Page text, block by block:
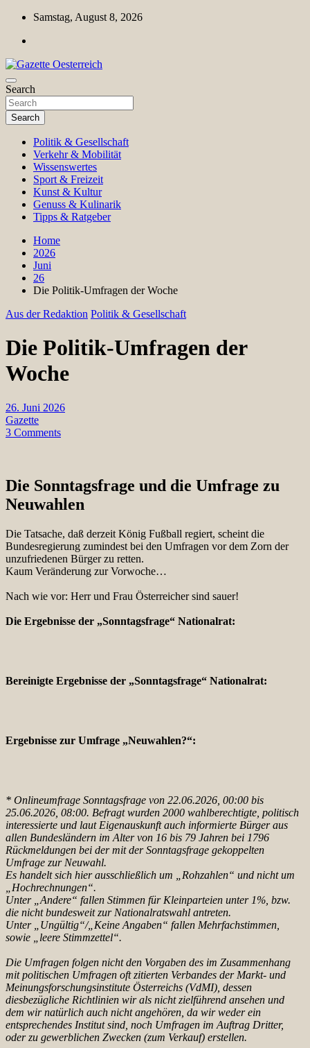
Skip
content
Samstag, August 8, 2026
Gazette Oesterreich
Magazin für Freizeit, Politik, Kultur & Wissenschaft
Search
Search
Politik & Gesellschaft
Verkehr & Mobilität
Wissenswertes
Sport & Freizeit
Kunst & Kultur
Genuss & Kulinarik
Tipps & Ratgeber
Home
2026
Juni
26
Die Politik-Umfragen der Woche
Aus der Redaktion Politik & Gesellschaft
Die Politik-Umfragen der
Woche
26. Juni 2026
Gazette
3 Comments
Die Sonntagsfrage und die Umfrage zu
Neuwahlen
Die Tatsache, daß derzeit König Fußball regiert, scheint die
Bundesregierung zumindest bei den Umfragen vor dem Zorn der
unzufriedenen Bürger zu retten.
Kaum Veränderung zur Vorwoche…
Nach wie vor: Herr und Frau Österreicher sind sauer!
Die Ergebnisse der „Sonntagsfrage“ Nationalrat:
Bereinigte Ergebnisse der „Sonntagsfrage“ Nationalrat:
Ergebnisse zur Umfrage „Neuwahlen?“:
* Onlineumfrage Sonntagsfrage von 22.06.2026, 00:00 bis
25.06.2026, 08:00. Befragt wurden 2000 wahlberechtigte, politisch
interessierte und laut Eigenauskunft auch informierte Bürger aus
allen Bundesländern im Alter von 16 bis 79 Jahren bei 1796
Rückmeldungen bei der mit der Sonntagsfrage gekoppelten
Umfrage zur Neuwahl.
Es handelt sich hier ausschließlich um „Rohzahlen“ und nicht um
„Hochrechnungen“.
Unter „Andere“ fallen Stimmen für Kleinparteien unter 1%, bzw.
die nicht bundesweit zur Nationalratswahl antreten.
Unter „Ungültig“/„Keine Angaben“ fallen Mehrfachstimmen,
sowie „leere Stimmzettel“.
Die Umfragen folgen nicht den Vorgaben des im Zusammenhang
mit politischen Umfragen oft zitierten Verbandes der Markt- und
Meinungsforschungsinstitute Österreichs (VdMI), dessen
diesbezügliche Richtlinien wir als nicht zielführend ansehen und
dem wir natürlich auch nicht angehören, da wir weder ein
entsprechendes Institut sind, noch Umfragen im Auftrag Dritter,
oder zu gewerblichen Zwecken (zum Verkauf) erstellen.